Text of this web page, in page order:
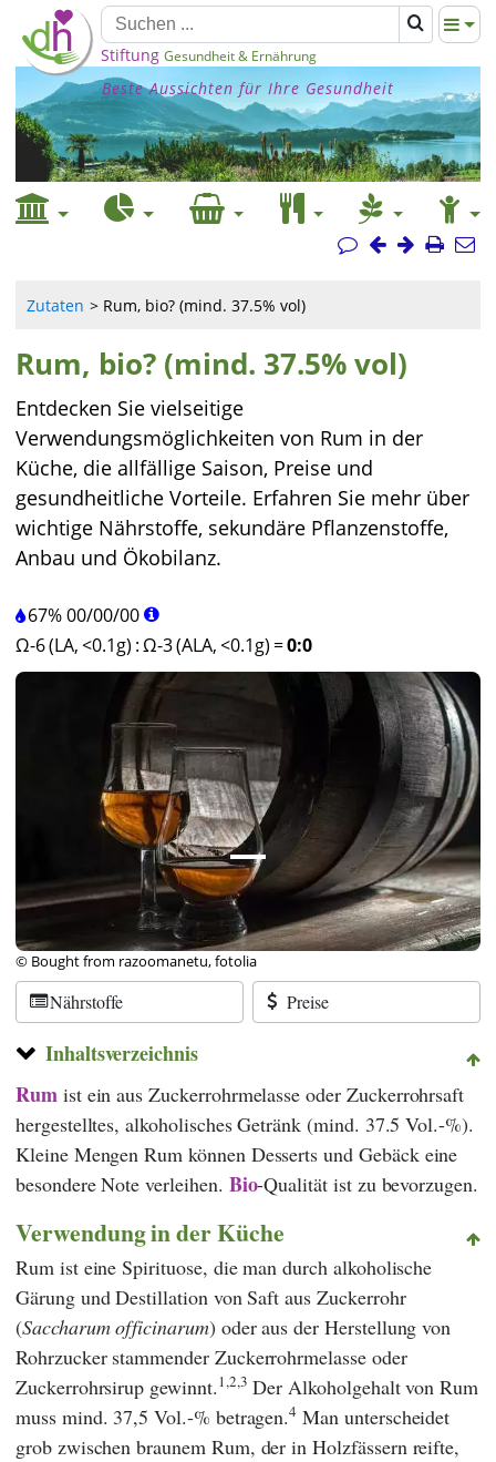
Stiftung Gesundheit & Ernährung
Beste Aussichten für Ihre Gesundheit
Zutaten Rum, bio? (mind. 37.5% vol)
Rum, bio? (mind. 37.5% vol)
Entdecken Sie vielseitige
Verwendungsmöglichkeiten von Rum in der
Küche, die allfällige Saison, Preise und
gesundheitliche Vorteile. Erfahren Sie mehr über
wichtige Nährstoffe, sekundäre Pflanzenstoffe,
Anbau und Ökobilanz.
67%00/00/00
Ω-6 (LA, <0.1g) :Ω-3 (ALA, <0.1g) =0:0
© Bought from razoomanetu, fotolia
Nährstoffe Preise
Inhaltsverzeichnis
Rum ist ein aus Zuckerrohrmelasse oder Zuckerrohrsaft
hergestelltes, alkoholisches Getränk (mind. 37.5 Vol.-%).
Kleine Mengen Rum können Desserts und Gebäck eine
besondere Note verleihen. Bio-Qualität ist zu bevorzugen.
Verwendung in der Küche
Rum ist eine Spirituose, die man durch alkoholische
Gärung und Destillation von Saft aus Zuckerrohr
(Saccharum officinarum) oder aus der Herstellung von
Rohrzucker stammender Zuckerrohrmelasse oder
Zuckerrohrsirup gewinnt.1,2,3 Der Alkoholgehalt von Rum
muss mind. 37,5 Vol.-% betragen.4 Man unterscheidet
grob zwischen braunem Rum, der in Holzfässern reifte,